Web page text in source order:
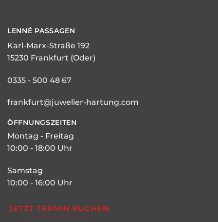
LENNÉ PASSAGEN
Karl-Marx-Straße 192
15230 Frankfurt (Oder)
0335 - 500 48 67
frankfurt@juwelier-hartung.com
ÖFFNUNGSZEITEN
Montag - Freitag
10:00 - 18:00 Uhr
Samstag
10:00 - 16:00 Uhr
JETZT TERMIN BUCHEN